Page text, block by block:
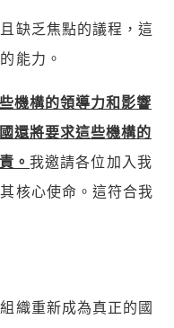
缺乏焦點的議程，這
能力。
機構的領導力和影響
還將要求這些機構的
。 我邀請各位加入我
核心使命。這符合我
織重新成為真正的國